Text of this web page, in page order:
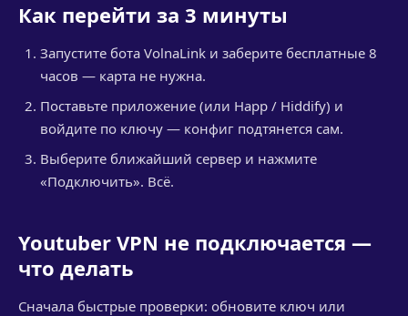
Как перейти за 3 минуты
Запустите бота VolnaLink и заберите бесплатные 8
часов — карта не нужна.
Поставьте приложение (или Happ / Hiddify) и
войдите по ключу — конфиг подтянется сам.
Выберите ближайший сервер и нажмите
«Подключить». Всё.
Youtuber VPN не подключается —
что делать
Сначала быстрые проверки: обновите ключ или